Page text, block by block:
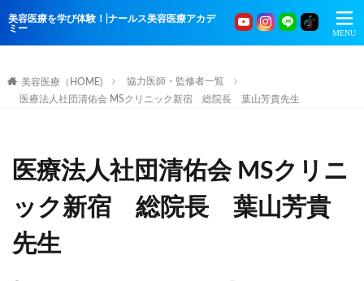
美容医療を学び体験！|ナールス美容医療アカデ
ミー
美容医療（HOME)
協力医師・監修者一覧
医療法人社団清佑会 MSクリニック新宿 総院長 葉山芳貴先生
医療法人社団清佑会 MSクリニ
ック新宿 総院長 葉山芳貴
先生